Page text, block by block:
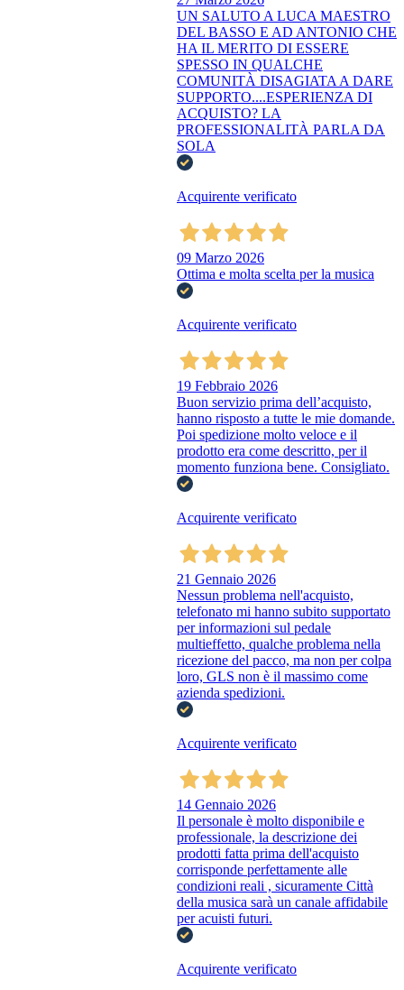
UN SALUTO A LUCA MAESTRO
DEL BASSO E AD ANTONIO CHE
HA IL MERITO DI ESSERE
SPESSO IN QUALCHE
COMUNITÀ DISAGIATA A DARE
SUPPORTO....ESPERIENZA DI
ACQUISTO? LA
PROFESSIONALITÀ PARLA DA
SOLA
Acquirente verificato
09 Marzo 2026
Ottima e molta scelta per la musica
Acquirente verificato
19 Febbraio 2026
Buon servizio prima dell’acquisto,
hanno risposto a tutte le mie domande.
Poi spedizione molto veloce e il
prodotto era come descritto, per il
momento funziona bene. Consigliato.
Acquirente verificato
21 Gennaio 2026
Nessun problema nell'acquisto,
telefonato mi hanno subito supportato
per informazioni sul pedale
multieffetto, qualche problema nella
ricezione del pacco, ma non per colpa
loro, GLS non è il massimo come
azienda spedizioni.
Acquirente verificato
14 Gennaio 2026
Il personale è molto disponibile e
professionale, la descrizione dei
prodotti fatta prima dell'acquisto
corrisponde perfettamente alle
condizioni reali , sicuramente Città
della musica sarà un canale affidabile
per acuisti futuri.
Acquirente verificato